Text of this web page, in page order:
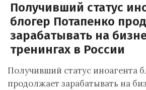
Получивший статус
блогер Потапенко
зарабатывать на
тренингах в России
Получивший статус иноагента
продолжает зарабатывать на